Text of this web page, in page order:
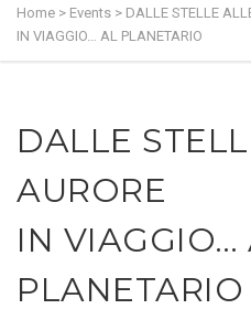
Home > Events > DALLE STELLE
IN VIAGGIO… AL PLANETARIO
DALLE
AURORE
IN VIAGGIO…
PLANETARIO